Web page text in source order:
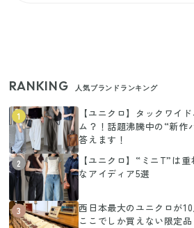
RANKING 人気ブランドランキング
1
【ユニクロ】タックワイ
ム？！話題沸騰中の“新作
答えます！
2
【ユニクロ】“ミニT”は
なアイディア5選
3
西日本最大のユニクロが
ここでしか買えない限定